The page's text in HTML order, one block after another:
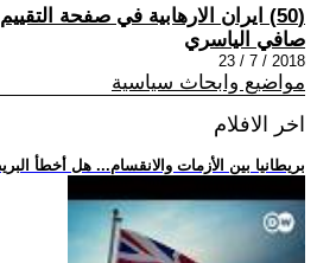
(50) ايران الارهابية في صفحة التقييم الدولية
صافي الياسري
2018 / 7 / 23
مواضيع وابحاث سياسية
اخر الافلام
.. بريطانيا بين الأزمات والانقسام... هل أخطأ